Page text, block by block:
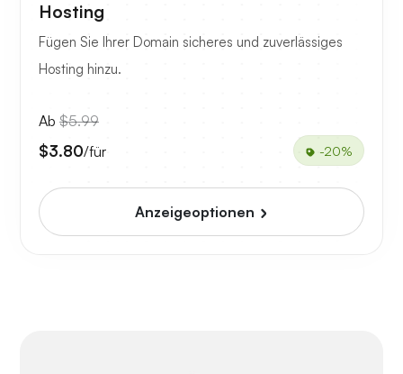
Hosting
Fügen Sie Ihrer Domain sicheres und zuverlässiges
Hosting hinzu.
Ab $5.99
$3.80/für -20%
Anzeigeoptionen